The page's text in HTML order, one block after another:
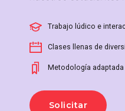
Trabajo lúdico e
Clases llenas de
Metodología
Solicitar